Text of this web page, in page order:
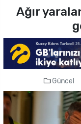
Ağır
Güncel